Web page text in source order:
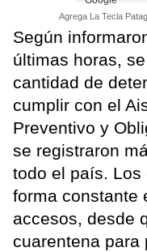
Agrega La Tecla
Según
últimas horas,
cantidad de
cumplir con el
Preventivo y
se registraron
todo el país. Los
forma constante
accesos, desde
cuarentena para